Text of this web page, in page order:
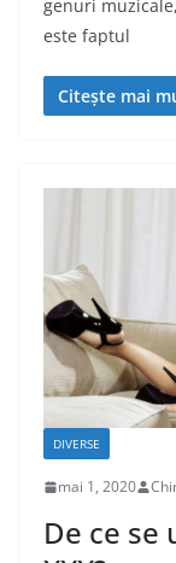
genuri
este faptul
Citește mai
DIVERSE
mai 1, 2020
De ce